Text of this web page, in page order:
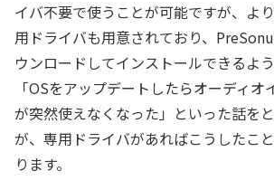
イバ不要で使うことが可能ですが、よ
用ドライバも用意されており、
ウンロードしてインストールできるよう
「OSをアップデートしたらオーディオ
が突然使えなくなった」といった話を
が、専用ドライバがあればこうしたこ
ります。